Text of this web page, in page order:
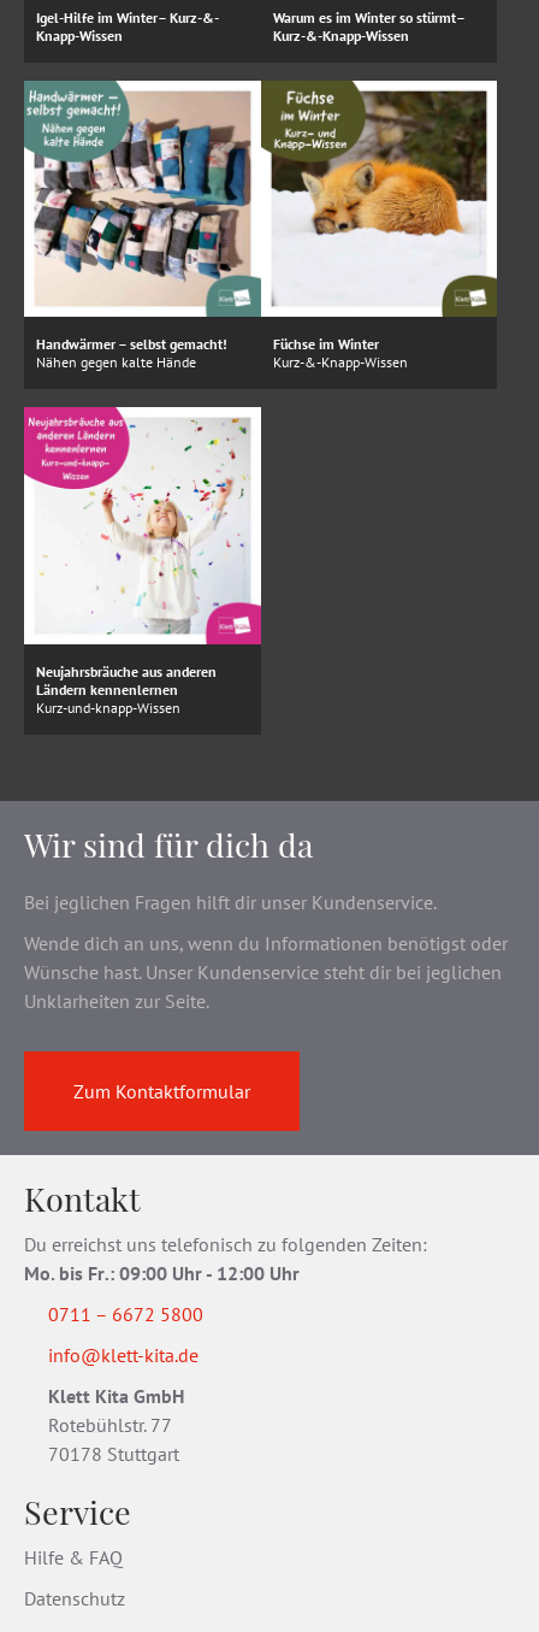
Igel-Hilfe im Winter– Kurz-&-
Knapp-Wissen
Warum es im Winter so stürmt–
Kurz-&-Knapp-Wissen
Handwärmer – selbst gemacht!
Nähen gegen kalte Hände
Füchse im Winter
Kurz-&-Knapp-Wissen
Neujahrsbräuche aus anderen
Ländern kennenlernen
Kurz-und-knapp-Wissen
Wir sind für dich da
Bei jeglichen Fragen hilft dir unser Kundenservice.
Wende dich an uns, wenn du Informationen benötigst oder
Wünsche hast. Unser Kundenservice steht dir bei jeglichen
Unklarheiten zur Seite.
Zum Kontaktformular
Kontakt
Du erreichst uns telefonisch zu folgenden Zeiten:
Mo. bis Fr.: 09:00 Uhr - 12:00 Uhr
0711 – 6672 5800
info@klett-kita.de
Klett Kita GmbH
Rotebühlstr. 77
70178 Stuttgart
Service
Hilfe & FAQ
Datenschutz